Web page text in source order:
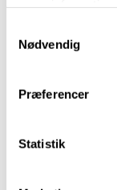
tilbage eller
Nødvendig
Præferencer
StatistikForespørg/